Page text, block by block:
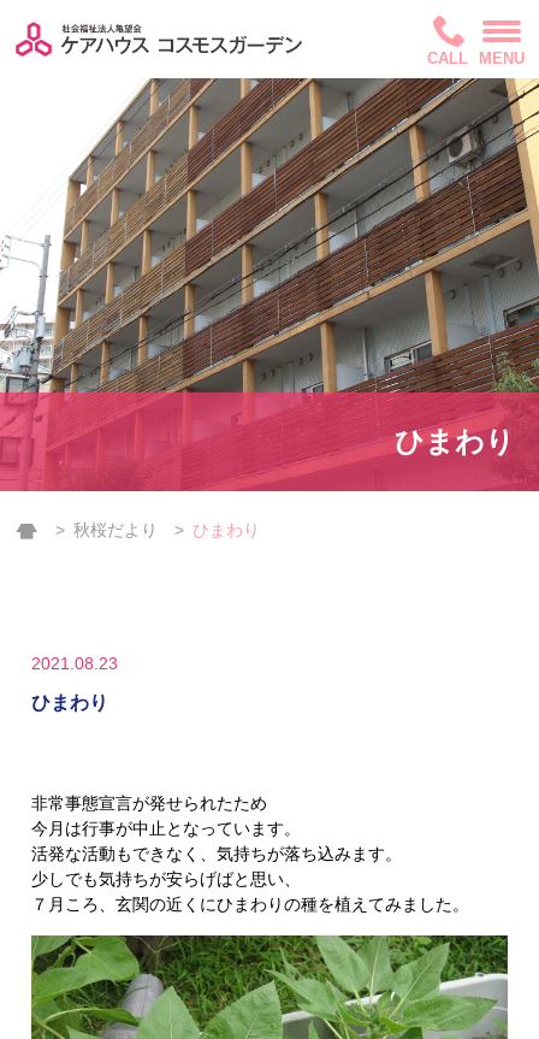
CALL MENU
ひまわり
秋桜だより ひまわり
2021.08.23
ひまわり
非常事態宣言が発せられたため
今月は行事が中止となっています。
活発な活動もできなく、気持ちが落ち込みます。
少しでも気持ちが安らげばと思い、
７月ころ、玄関の近くにひまわりの種を植えてみました。